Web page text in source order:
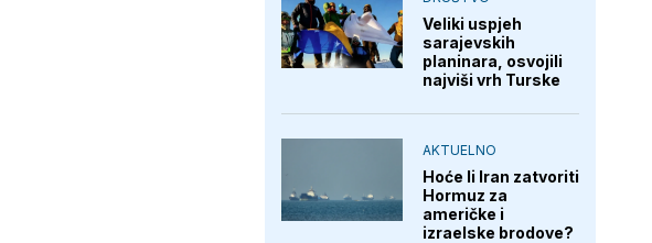
Veliki uspjeh
sarajevskih
planinara, osvojili
najviši vrh Turske
AKTUELNO
Hoće li Iran zatvoriti
Hormuz za
američke i
izraelske brodove?